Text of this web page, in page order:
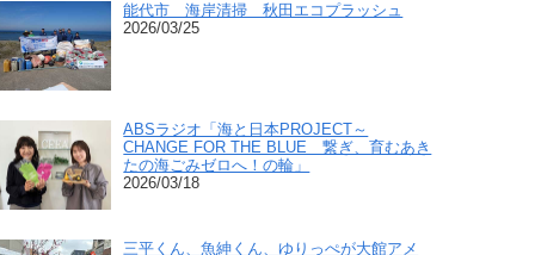
能代市 海岸清掃 秋田エコプラッシュ
2026/03/25
ABSラジオ「海と日本PROJECT～
CHANGE FOR THE BLUE 繋ぎ、育むあき
たの海ごみゼロへ！の輪」
2026/03/18
三平くん、魚紳くん、ゆりっぺが大館アメ